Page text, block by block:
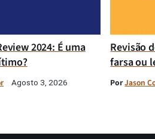
2024: É uma
Agosto 3, 2026
Revisão
farsa ou
PorJason